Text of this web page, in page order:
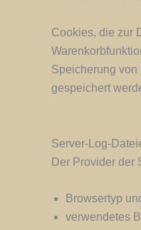
Cookies, die zur
Speicherung
gespeichert
Server-Log-
Der Provider der
Browsertyp
verwendetes